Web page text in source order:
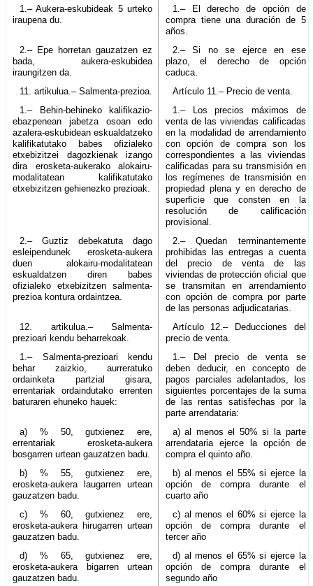
1.– Aukera-eskubideak 5 urteko
iraupena du.
1.– El derecho de opción de
compra tiene una duración de 5
años.
2.– Epe horretan gauzatzen ez
bada, aukera-eskubidea
iraungitzen da.
2.– Si no se ejerce en ese
plazo, el derecho de opción
caduca.
11. artikulua.– Salmenta-prezioa.
Artículo 11.– Precio de venta.
1.– Behin-behineko kalifikazio-
ebazpenean jabetza osoan edo
azalera-eskubidean eskualdatzeko
kalifikatutako babes ofizialeko
etxebizitzei dagozkienak izango
dira erosketa-aukerako alokairu-
modalitatean kalifikatutako
etxebizitzen gehienezko prezioak.
1.– Los precios máximos de
venta de las viviendas calificadas
en la modalidad de arrendamiento
con opción de compra son los
correspondientes a las viviendas
calificadas para su transmisión en
los regímenes de transmisión en
propiedad plena y en derecho de
superficie que consten en la
resolución de calificación
provisional.
2.– Guztiz debekatuta dago
esleipendunek erosketa-aukera
duen alokairu-modalitatean
eskualdatzen diren babes
ofizialeko etxebizitzen salmenta-
prezioa kontura ordaintzea.
2.– Quedan terminantemente
prohibidas las entregas a cuenta
del precio de venta de las
viviendas de protección oficial que
se transmitan en arrendamiento
con opción de compra por parte
de las personas adjudicatarias.
12. artikulua.– Salmenta-
prezioari kendu beharrekoak.
Artículo 12.– Deducciones del
precio de venta.
1.– Salmenta-prezioari kendu
behar zaizkio, aurreratuko
ordainketa partzial gisara,
errentariak ordaindutako errenten
baturaren ehuneko hauek:
1.– Del precio de venta se
deben deducir, en concepto de
pagos parciales adelantados, los
siguientes porcentajes de la suma
de las rentas satisfechas por la
parte arrendataria:
a) % 50, gutxienez ere,
errentariak erosketa-aukera
bosgarren urtean gauzatzen badu.
a) al menos el 50% si la parte
arrendataria ejerce la opción de
compra el quinto año.
b) % 55, gutxienez ere,
erosketa-aukera laugarren urtean
gauzatzen badu.
b) al menos el 55% si ejerce la
opción de compra durante el
cuarto año
c) % 60, gutxienez ere,
erosketa-aukera hirugarren urtean
gauzatzen badu.
c) al menos el 60% si ejerce la
opción de compra durante el
tercer año
d) % 65, gutxienez ere,
erosketa-aukera bigarren urtean
gauzatzen badu.
d) al menos el 65% si ejerce la
opción de compra durante el
segundo año